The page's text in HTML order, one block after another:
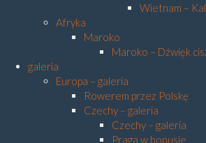
Wietnam –
Afryka
Maroko
Maroko – Dźwięk
galeria
Europa – galeria
Rowerem przez Polskę
Czechy – galeria
Czechy – galeria
Praga w bonusie